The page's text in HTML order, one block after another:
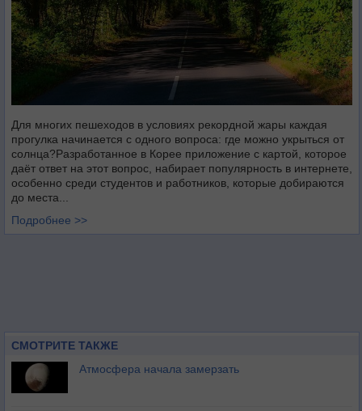
Для многих пешеходов в условиях рекордной жары каждая
прогулка начинается с одного вопроса: где можно укрыться от
солнца?Разработанное в Корее приложение с картой, которое
даёт ответ на этот вопрос, набирает популярность в интернете,
особенно среди студентов и работников, которые добираются
до места...
Подробнее >>
СМОТРИТЕ ТАКЖЕ
Атмосфера начала замерзать